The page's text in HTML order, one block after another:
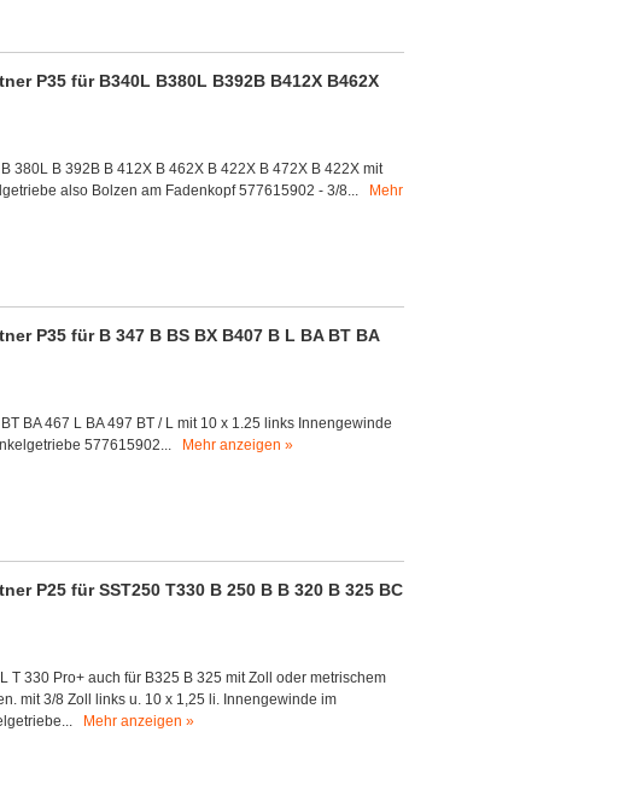
P35 für B340L B380L B392B B412X B462X
380L B 392B B 412X B 462X B 422X B 472X B 422X mit
also Bolzen am Fadenkopf 577615902 - 3/8...
Mehr
P35 für B 347 B BS BX B407 B L BA BT BA
BA 467 L BA 497 BT / L mit 10 x 1.25 links Innengewinde
577615902...
Mehr anzeigen »
P25 für SST250 T330 B 250 B B 320 B 325 BC
T 330 Pro+ auch für B325 B 325 mit Zoll oder metrischem
mit 3/8 Zoll links u. 10 x 1,25 li. Innengewinde im
Mehr anzeigen »